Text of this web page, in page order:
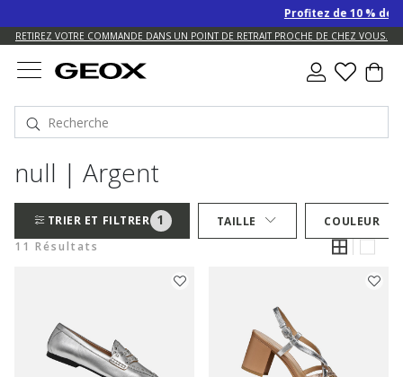
Profitez de 10 % de
RETIREZ VOTRE COMMANDE DANS UN POINT DE RETRAIT PROCHE DE CHEZ VOUS.
null | Argent
TRIER ET FILTRER 1 TAILLE
COULEUR
11 Résultats